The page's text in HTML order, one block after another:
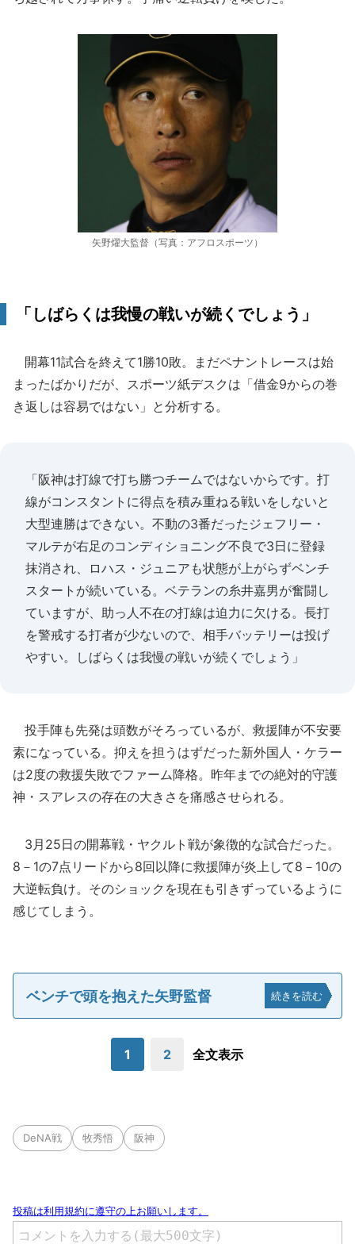
矢野燿大監督（写真：アフロスポーツ）
「しばらくは我慢の戦いが続くでしょう」
開幕11試合を終えて1勝10敗。まだペナントレースは始
まったばかりだが、スポーツ紙デスクは「借金9からの巻
き返しは容易ではない」と分析する。
「阪神は打線で打ち勝つチームではないからです。打
線がコンスタントに得点を積み重ねる戦いをしないと
大型連勝はできない。不動の3番だったジェフリー・
マルテが右足のコンディショニング不良で3日に登録
抹消され、ロハス・ジュニアも状態が上がらずベンチ
スタートが続いている。ベテランの糸井嘉男が奮闘し
ていますが、助っ人不在の打線は迫力に欠ける。長打
を警戒する打者が少ないので、相手バッテリーは投げ
やすい。しばらくは我慢の戦いが続くでしょう」
投手陣も先発は頭数がそろっているが、救援陣が不安要
素になっている。抑えを担うはずだった新外国人・ケラー
は2度の救援失敗でファーム降格。昨年までの絶対的守護
神・スアレスの存在の大きさを痛感させられる。
3月25日の開幕戦・ヤクルト戦が象徴的な試合だった。
8－1の7点リードから8回以降に救援陣が炎上して8－10の
大逆転負け。そのショックを現在も引きずっているように
感じてしまう。
ベンチで頭を抱えた矢野監督 続きを読む
1 2 全文表示
DeNA戦 牧秀悟 阪神